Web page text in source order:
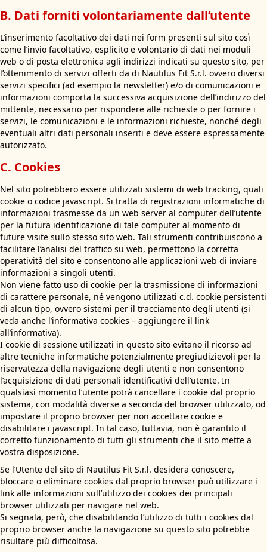
B. Dati forniti volontariamente dall’utente
L’inserimento facoltativo dei dati nei form presenti sul sito così
come l’invio facoltativo, esplicito e volontario di dati nei moduli
web o di posta elettronica agli indirizzi indicati su questo sito, per
l’ottenimento di servizi offerti da di Nautilus Fit S.r.l. ovvero diversi
servizi specifici (ad esempio la newsletter) e/o di comunicazioni e
informazioni comporta la successiva acquisizione dell’indirizzo del
mittente, necessario per rispondere alle richieste o per fornire i
servizi, le comunicazioni e le informazioni richieste, nonché degli
eventuali altri dati personali inseriti e deve essere espressamente
autorizzato.
C. Cookies
Nel sito potrebbero essere utilizzati sistemi di web tracking, quali
cookie o codice javascript. Si tratta di registrazioni informatiche di
informazioni trasmesse da un web server al computer dell’utente
per la futura identificazione di tale computer al momento di
future visite sullo stesso sito web. Tali strumenti contribuiscono a
facilitare l’analisi del traffico su web, permettono la corretta
operatività del sito e consentono alle applicazioni web di inviare
informazioni a singoli utenti.
Non viene fatto uso di cookie per la trasmissione di informazioni
di carattere personale, né vengono utilizzati c.d. cookie persistenti
di alcun tipo, ovvero sistemi per il tracciamento degli utenti (si
veda anche l’informativa cookies – aggiungere il link
all’informativa).
I cookie di sessione utilizzati in questo sito evitano il ricorso ad
altre tecniche informatiche potenzialmente pregiudizievoli per la
riservatezza della navigazione degli utenti e non consentono
l’acquisizione di dati personali identificativi dell’utente. In
qualsiasi momento l’utente potrà cancellare i cookie dal proprio
sistema, con modalità diverse a seconda del browser utilizzato, od
impostare il proprio browser per non accettare cookie e
disabilitare i javascript. In tal caso, tuttavia, non è garantito il
corretto funzionamento di tutti gli strumenti che il sito mette a
vostra disposizione.
Se l’Utente del sito di Nautilus Fit S.r.l. desidera conoscere,
bloccare o eliminare cookies dal proprio browser può utilizzare i
link alle informazioni sull’utilizzo dei cookies dei principali
browser utilizzati per navigare nel web.
Si segnala, però, che disabilitando l’utilizzo di tutti i cookies dal
proprio browser anche la navigazione su questo sito potrebbe
risultare più difficoltosa.